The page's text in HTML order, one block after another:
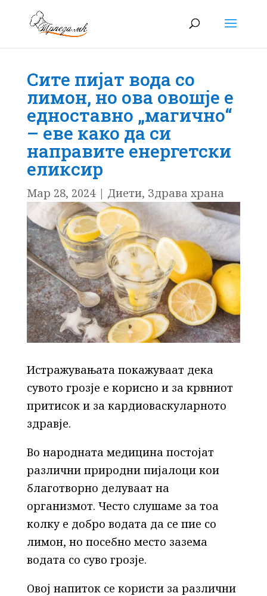
Сите пијат вода со
лимон, но ова овошје е
едноставно „магично“
– еве како да си
направите енергетски
еликсир
Мар 28, 2024| Диети, Здрава храна
Истражувањата покажуваат дека
сувото грозје е корисно и за крвниот
притисок и за кардиоваскуларното
здравје.
Во народната медицина постојат
различни природни пијалоци кои
благотворно делуваат на
организмот. Често слушаме за тоа
колку е добро водата да се пие со
лимон, но посебно место зазема
водата со суво грозје.
Овој напиток се користи за различни